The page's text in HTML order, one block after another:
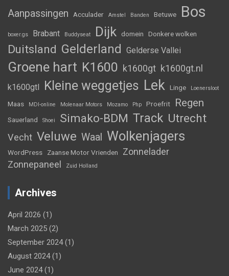
Aanpassingen Acculader Amstel Banden Betuwe Bos
boxer.gs Brabant Buddyseat Dijk domein Donkere wolken
Duitsland Gelderland Gelderse Vallei
Groene hart K1600 k1600gt k1600gt.nl
k1600gtl Kleine weggetjes Lek Linge Loenersloot
Maas MDI-online Molenaar Motors Mozamo Php Proefrit Regen
Sauerland Shoei Simako-BDM Track Utrecht
Vecht Veluwe Waal Wolkenjagers
WordPress Zaanse Motor Vrienden
Zonnelader
Zonnepaneel
Zuid Holland
Archives
April 2026 (1)
March 2025 (2)
September 2024(1)
August 2024(1)
June 2024(1)